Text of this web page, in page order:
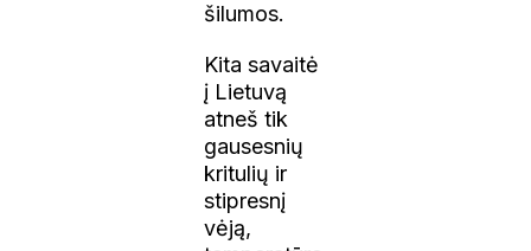
šilumos.
Kita savaitė
į Lietuvą
atneš tik
gausesnių
kritulių ir
stipresnį
vėją,